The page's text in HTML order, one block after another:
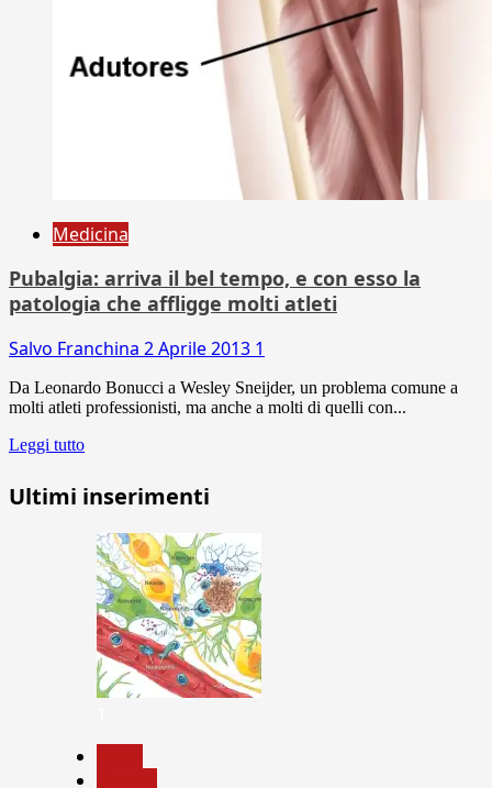
Medicina
Pubalgia: arriva il bel tempo, e con esso la
patologia che affligge molti atleti
Salvo Franchina 2 Aprile 2013 1
Da Leonardo Bonucci a Wesley Sneijder, un problema comune a
molti atleti professionisti, ma anche a molti di quelli con...
Leggi tutto
Ultimi inserimenti